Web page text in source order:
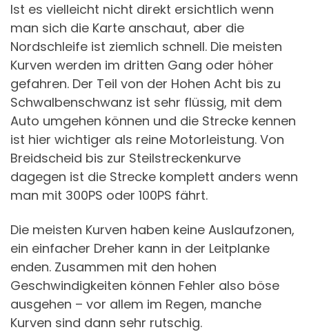
Ist es vielleicht nicht direkt ersichtlich wenn
man sich die Karte anschaut, aber die
Nordschleife ist ziemlich schnell. Die meisten
Kurven werden im dritten Gang oder höher
gefahren. Der Teil von der Hohen Acht bis zu
Schwalbenschwanz ist sehr flüssig, mit dem
Auto umgehen können und die Strecke kennen
ist hier wichtiger als reine Motorleistung. Von
Breidscheid bis zur Steilstreckenkurve
dagegen ist die Strecke komplett anders wenn
man mit 300PS oder 100PS fährt.
Die meisten Kurven haben keine Auslaufzonen,
ein einfacher Dreher kann in der Leitplanke
enden. Zusammen mit den hohen
Geschwindigkeiten können Fehler also böse
ausgehen – vor allem im Regen, manche
Kurven sind dann sehr rutschig.